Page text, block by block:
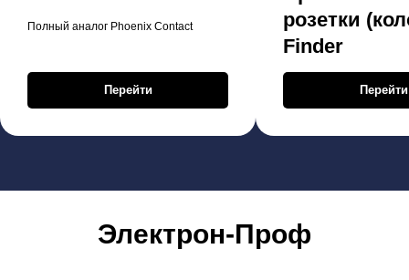
Полный аналог Phoenix Contact
Перейти
розетки
Finder
Перейти
Электрон-Проф